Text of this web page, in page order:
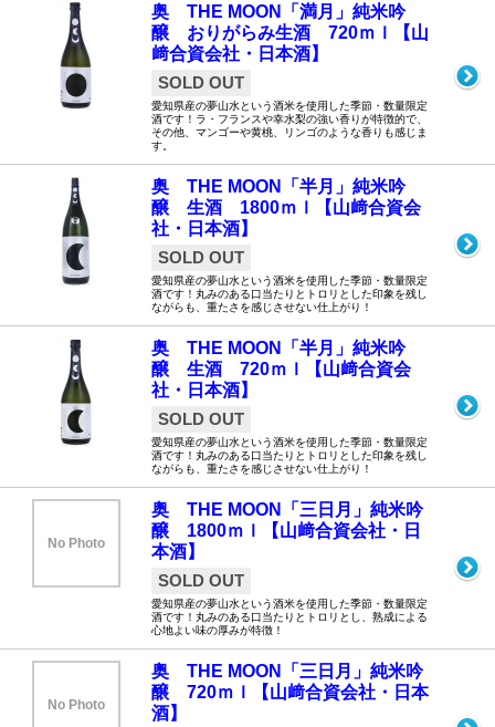
奥 THE MOON「満月」純米吟
醸 おりがらみ生酒 720ｍｌ【山
﨑合資会社・日本酒】
SOLD OUT
愛知県産の夢山水という酒米を使用した季節・数量限定
酒です！ラ・フランスや幸水梨の強い香りが特徴的で、
その他、マンゴーや黄桃、リンゴのような香りも感じま
す。
奥 THE MOON「半月」純米吟
醸 生酒 1800ｍｌ【山﨑合資会
社・日本酒】
SOLD OUT
愛知県産の夢山水という酒米を使用した季節・数量限定
酒です！丸みのある口当たりとトロリとした印象を残し
ながらも、重たさを感じさせない仕上がり！
奥 THE MOON「半月」純米吟
醸 生酒 720ｍｌ【山﨑合資会
社・日本酒】
SOLD OUT
愛知県産の夢山水という酒米を使用した季節・数量限定
酒です！丸みのある口当たりとトロリとした印象を残し
ながらも、重たさを感じさせない仕上がり！
No Photo
奥 THE MOON「三日月」純米吟
醸 1800ｍｌ【山﨑合資会社・日
本酒】
SOLD OUT
愛知県産の夢山水という酒米を使用した季節・数量限定
酒です！丸みのある口当たりとトロリとし、熟成による
心地よい味の厚みが特徴！
No Photo
奥 THE MOON「三日月」純米吟
醸 720ｍｌ【山﨑合資会社・日本
酒】